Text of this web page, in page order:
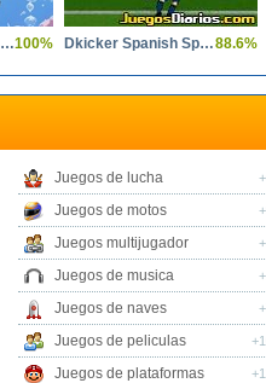
Pull the Pin Fish Rescue100% Dkicker Spanish Special88.6%
Juegos de lucha
Juegos de motos
Juegos multijugador
Juegos de musica
Juegos de naves
Juegos de peliculas
Juegos de plataformas